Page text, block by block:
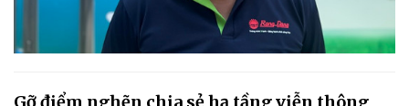
Gỡ điểm nghẽn chia sẻ hạ tầng viễn thông